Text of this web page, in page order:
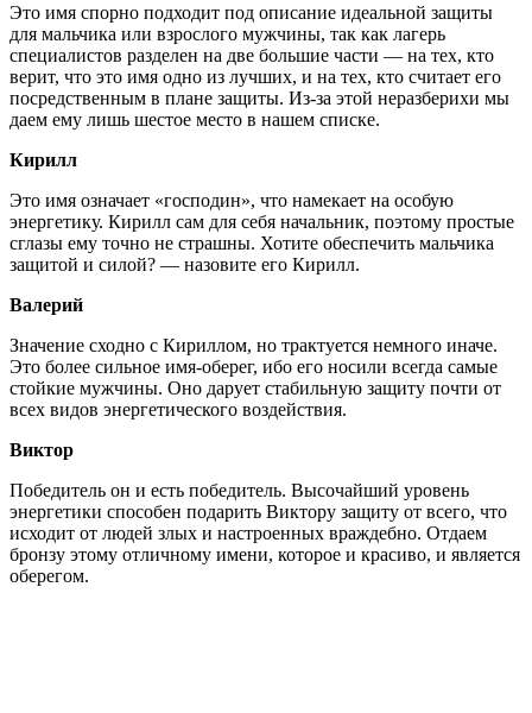
Это имя спорно подходит под описание идеальной защиты
для мальчика или взрослого мужчины, так как лагерь
специалистов разделен на две большие части — на тех, кто
верит, что это имя одно из лучших, и на тех, кто считает его
посредственным в плане защиты. Из-за этой неразберихи мы
даем ему лишь шестое место в нашем списке.
Кирилл
Это имя означает «господин», что намекает на особую
энергетику. Кирилл сам для себя начальник, поэтому простые
сглазы ему точно не страшны. Хотите обеспечить мальчика
защитой и силой? — назовите его Кирилл.
Валерий
Значение сходно с Кириллом, но трактуется немного иначе.
Это более сильное имя-оберег, ибо его носили всегда самые
стойкие мужчины. Оно дарует стабильную защиту почти от
всех видов энергетического воздействия.
Виктор
Победитель он и есть победитель. Высочайший уровень
энергетики способен подарить Виктору защиту от всего, что
исходит от людей злых и настроенных враждебно. Отдаем
бронзу этому отличному имени, которое и красиво, и является
оберегом.